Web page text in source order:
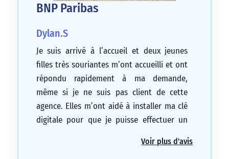
BNP Paribas
Dylan.S
Je suis arrivé à l’accueil et deux jeunes
filles très souriantes m’ont accueilli et ont
répondu rapidement à ma demande,
même si je ne suis pas client de cette
agence. Elles m’ont aidé à installer ma clé
digitale pour que je puisse effectuer un
5/5
Voir plus d'avis